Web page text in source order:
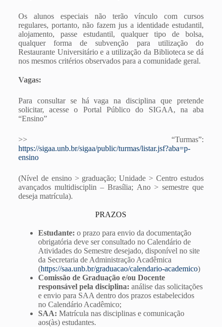
Os alunos especiais não terão vínculo com cursos
regulares, portanto, não fazem jus a identidade estudantil,
alojamento, passe estudantil, qualquer tipo de bolsa,
qualquer forma de subvenção para utilização do
Restaurante Universitário e a utilização da Biblioteca se dá
nos mesmos critérios observados para a comunidade geral.
Vagas:
Para consultar se há vaga na disciplina que pretende
solicitar, acesse o Portal Público do SIGAA, na aba
“Ensino”
>> “Turmas”:
https://sigaa.unb.br/sigaa/public/turmas/listar.jsf?aba=p-
ensino
(Nível de ensino > graduação; Unidade > Centro estudos
avançados multidisciplin – Brasília; Ano > semestre que
deseja matrícula).
PRAZOS
Estudante: o prazo para envio da documentação
obrigatória deve ser consultado no Calendário de
Atividades do Semestre desejado, disponível no site
da Secretaria de Administração Acadêmica
(https://saa.unb.br/graduacao/calendario-academico)
Comissão de Graduação e/ou Docente
responsável pela disciplina: análise das solicitações
e envio para SAA dentro dos prazos estabelecidos
no Calendário Acadêmico;
SAA: Matrícula nas disciplinas e comunicação
aos(às) estudantes.